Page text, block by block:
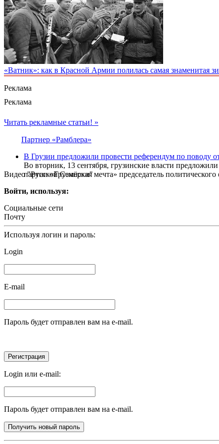
«Ватник»: как в Красной Армии полилась самая знаменитая
Реклама
Реклама
Видео "Русской Семёрки"
Читать рекламные статьи! »
Партнер «Рамблера»
В Грузии предложили провести референдум по поводу
Во вторник, 13 сентября, грузинские власти
партии «Грузинская мечта» председатель
Войти, используя:
Социальные сети
Почту
Используя логин и пароль:
Login
E-mail
Пароль будет отправлен вам на e-mail.
Login или e-mail:
Пароль будет отправлен вам на e-mail.